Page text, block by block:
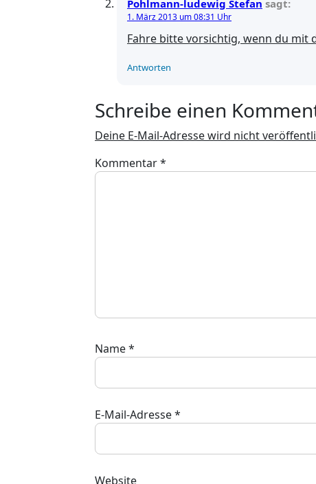
Pohlmann-ludewig Stefan sagt:
1. März 2013 um 08:31 Uhr
Fahre bitte vorsichtig, wenn du mit
Antworten
Schreibe einen
Deine E-Mail-Adresse wird nicht
Kommentar*
Name*
E-Mail-Adresse*
Website